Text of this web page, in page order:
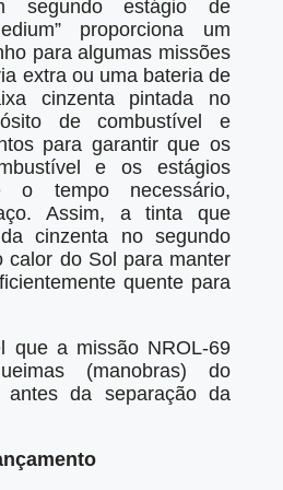
segundo estágio de
proporciona um
para algumas missões
extra ou uma bateria de
cinzenta pintada no
de combustível e
para garantir que os
e os estágios
o tempo necessário,
Assim, a tinta que
cinzenta no segundo
calor do Sol para manter
quente para
que a missão NROL-69
(manobras) do
antes da separação da